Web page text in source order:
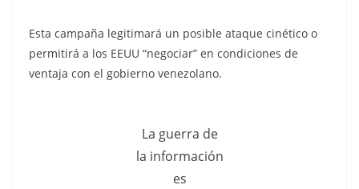
Esta campaña legitimará un posible ataque cinético o
permitirá a los EEUU “negociar” en condiciones de
ventaja con el gobierno venezolano.
La guerra de
la información
es